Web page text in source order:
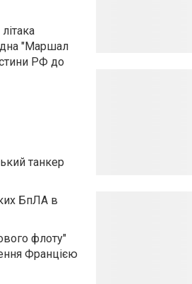
"Маршал
РФ до
танкер
БпЛА в
флоту"
Францією